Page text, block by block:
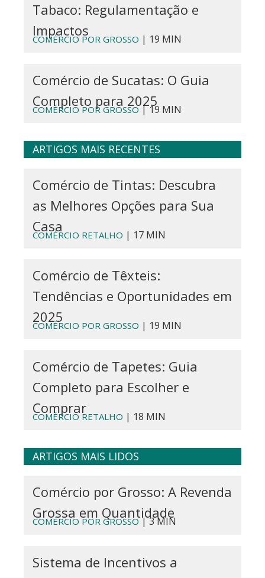
Tabaco: Regulamentação e
Impactos
COMÉRCIO POR GROSSO | 19 MIN
Comércio de Sucatas: O Guia
Completo para 2025
COMÉRCIO POR GROSSO| 19 MIN
ARTIGOS MAIS RECENTES
Comércio de Tintas: Descubra
as Melhores Opções para Sua
Casa
COMÉRCIO RETALHO | 17 MIN
Comércio de Têxteis:
Tendências e Oportunidades em
2025
COMÉRCIO POR GROSSO | 19 MIN
Comércio de Tapetes: Guia
Completo para Escolher e
Comprar
COMÉRCIO RETALHO | 18 MIN
ARTIGOS MAIS LIDOS
Comércio por Grosso: A Revenda
Grossa em Quantidade
COMÉRCIO POR GROSSO| 3 MIN
Sistema de Incentivos a